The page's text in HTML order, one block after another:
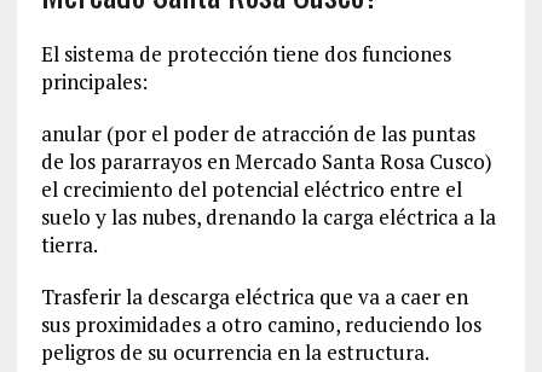
El sistema de protección tiene dos funciones
principales:
anular (por el poder de atracción de las puntas
de los pararrayos en Mercado Santa Rosa Cusco)
el crecimiento del potencial eléctrico entre el
suelo y las nubes, drenando la carga eléctrica a la
tierra.
Trasferir la descarga eléctrica que va a caer en
sus proximidades a otro camino, reduciendo los
peligros de su ocurrencia en la estructura.